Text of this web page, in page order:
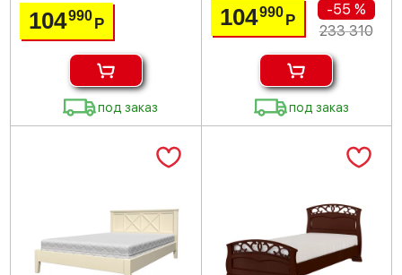
104990 Р
под заказ
104990 Р
-55 %
233 310
под заказ